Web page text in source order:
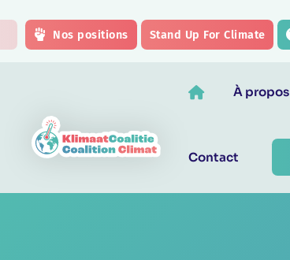
Nos positions Stand Up For Climate
À propos
Contact